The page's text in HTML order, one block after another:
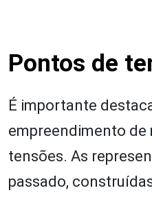
Pontos de
É importante
empreendimento de
tensões. As
passado,